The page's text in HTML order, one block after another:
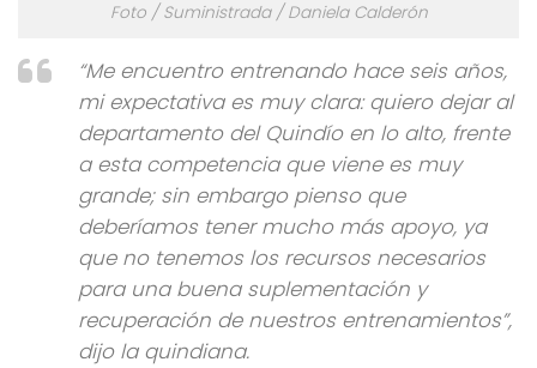
Foto / Suministrada / Daniela Calderón
“Me encuentro entrenando hace seis años,
mi expectativa es muy clara: quiero dejar al
departamento del Quindío en lo alto, frente
a esta competencia que viene es muy
grande; sin embargo pienso que
deberíamos tener mucho más apoyo, ya
que no tenemos los recursos necesarios
para una buena suplementación y
recuperación de nuestros entrenamientos”,
dijo la quindiana.